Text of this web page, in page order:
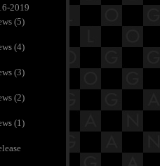
2019
(5)
(4)
(3)
(2)
(1)